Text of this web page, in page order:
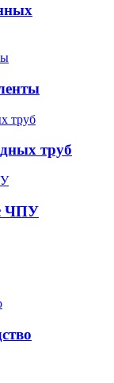
труб
ЧПУ